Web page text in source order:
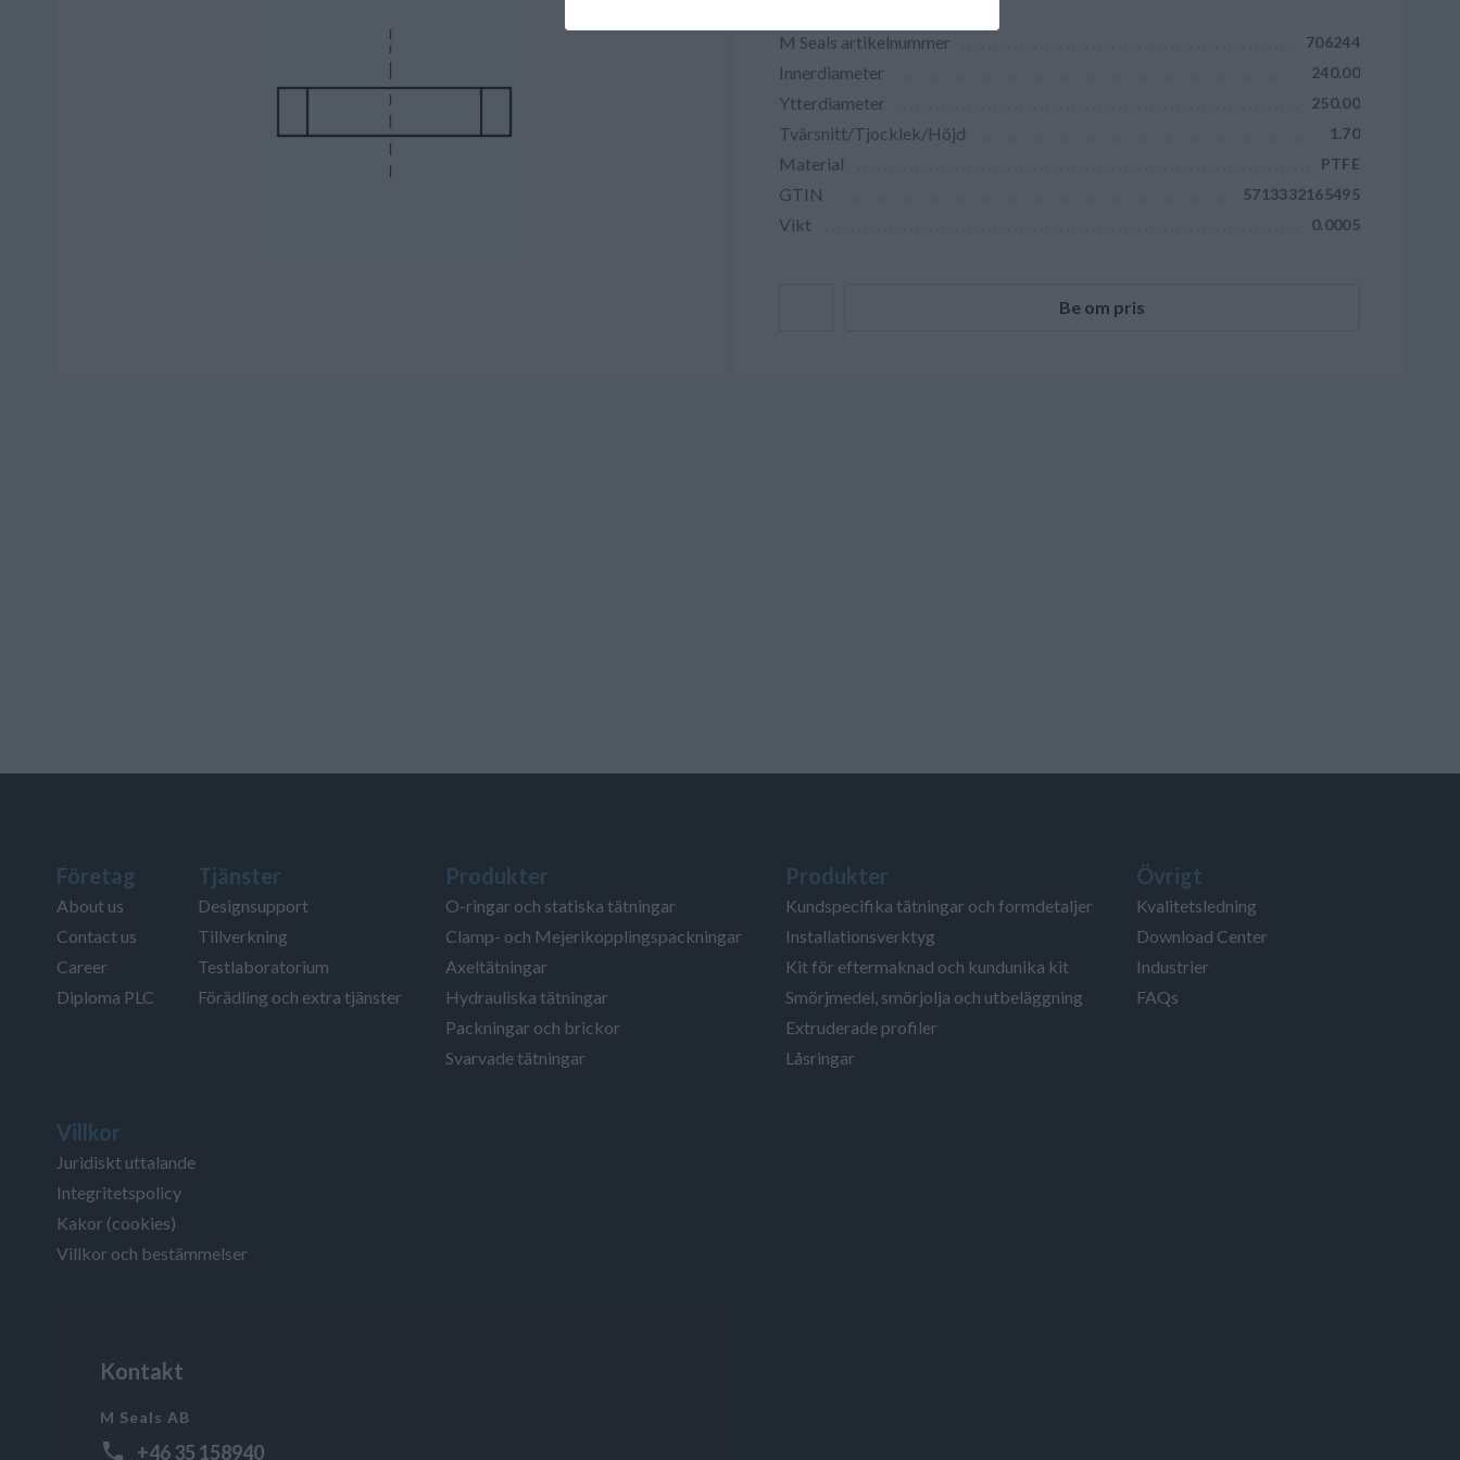
M Seals artikelnummer 706244
Innerdiameter 240.00
Ytterdiameter 250.00
Tvärsnitt/Tjocklek/Höjd 1.70
Material PTFE
GTIN 5713332165495
Vikt 0.0005
Be om pris
Företag
About us
Contact us
Career
Diploma PLC
Tjänster
Designsupport
Tillverkning
Testlaboratorium
Förädling och extra tjänster
Produkter
O-ringar och statiska tätningar
Clamp- och Mejerikopplingspackningar
Axeltätningar
Hydrauliska tätningar
Packningar och brickor
Svarvade tätningar
Produkter
Kundspecifika tätningar och formdetaljer
Installationsverktyg
Kit för eftermaknad och kundunika kit
Smörjmedel, smörjolja och utbeläggning
Extruderade profiler
Låsringar
Övrigt
Kvalitetsledning
Download Center
Industrier
FAQs
Villkor
Juridiskt uttalande
Integritetspolicy
Kakor (cookies)
Villkor och bestämmelser
Kontakt
M Seals AB
+46 35 158940